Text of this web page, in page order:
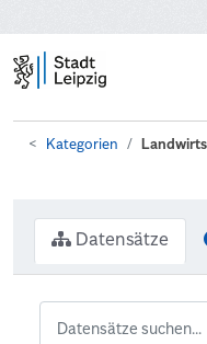
Kategorien
Datensätze